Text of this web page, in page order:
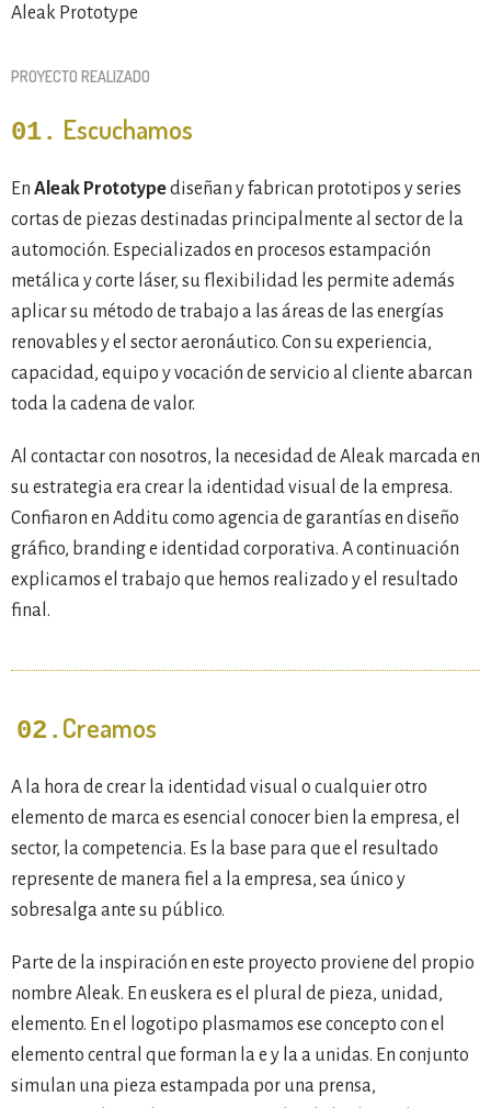
Aleak Prototype
PROYECTO REALIZADO
01. Escuchamos
En Aleak Prototypediseñan y fabrican prototipos y series
cortas de piezas destinadas principalmente al sector de la
automoción. Especializados en procesos estampación
metálica y corte láser, su flexibilidad les permite además
aplicar su método de trabajo a las áreas de las energías
renovables y el sector aeronáutico. Con su experiencia,
capacidad, equipo y vocación de servicio al cliente abarcan
toda la cadena de valor.
Al contactar con nosotros, la necesidad de Aleak marcada en
su estrategia era crear la identidad visual de la empresa.
Confiaron en Additu como agencia de garantías en diseño
gráfico, branding e identidad corporativa. A continuación
explicamos el trabajo que hemos realizado y el resultado
final.
02. Creamos
A la hora de crear la identidad visual o cualquier otro
elemento de marca es esencial conocer bien la empresa, el
sector, la competencia. Es la base para que el resultado
represente de manera fiel a la empresa, sea único y
sobresalga ante su público.
Parte de la inspiración en este proyecto proviene del propio
nombre Aleak. En euskera es el plural de pieza, unidad,
elemento. En el logotipo plasmamos ese concepto con el
elemento central que forman la e y la a unidas. En conjunto
simulan una pieza estampada por una prensa,